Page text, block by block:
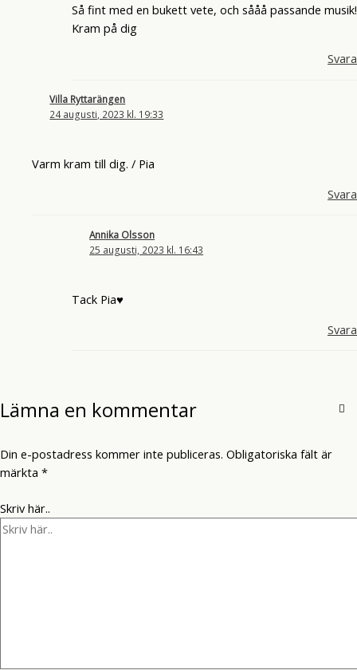
Så fint med en bukett vete, och sååå passande musik!
Kram på dig
Svara
Villa Ryttarängen
24 augusti, 2023 kl. 19:33
Varm kram till dig. / Pia
Svara
Annika Olsson
25 augusti, 2023 kl. 16:43
Tack Pia♥
Svara
Lämna en kommentar
Din e-postadress kommer inte publiceras. Obligatoriska fält är
märkta *
Skriv här..